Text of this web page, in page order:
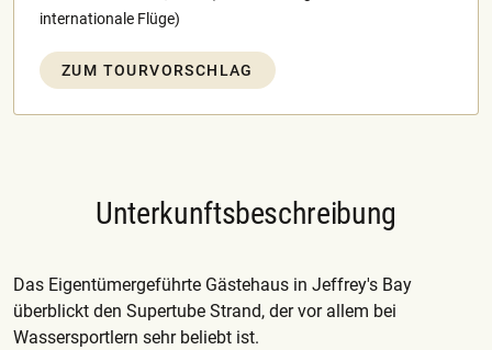
internationale Flüge)
ZUM TOURVORSCHLAG
Unterkunftsbeschreibung
Das Eigentümergeführte Gästehaus in Jeffrey's Bay
überblickt den Supertube Strand, der vor allem bei
Wassersportlern sehr beliebt ist.